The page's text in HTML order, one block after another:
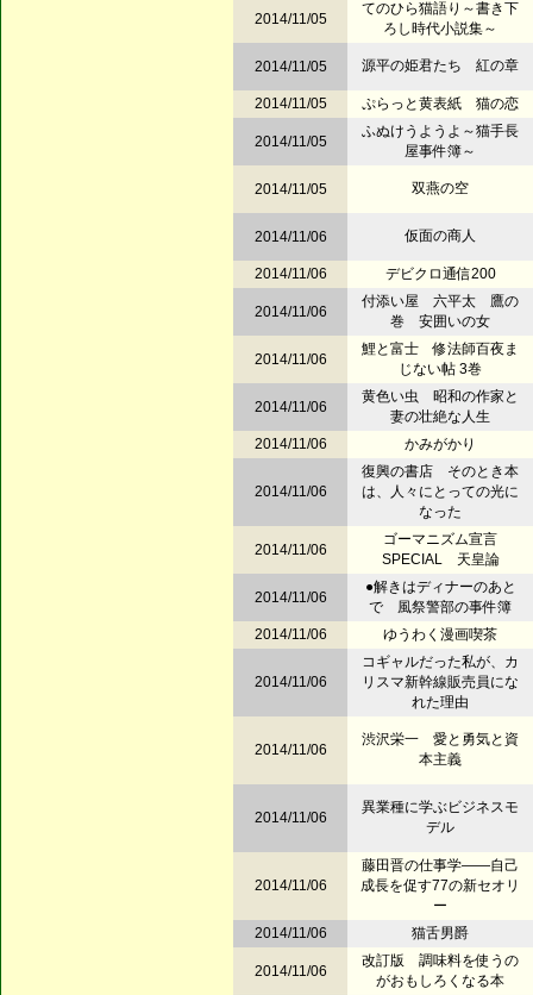
2014/11/05
てのひら猫語り～書き下
ろし時代小説集～
2014/11/05 源平の姫君たち 紅の章
2014/11/05 ぷらっと黄表紙 猫の恋
2014/11/05
ふぬけうようよ～猫手長
屋事件簿～
2014/11/05 双燕の空
2014/11/06 仮面の商人
2014/11/06 デビクロ通信200
2014/11/06
付添い屋 六平太 鷹の
巻 安囲いの女
2014/11/06
鯉と富士 修法師百夜ま
じない帖 3巻
2014/11/06
黄色い虫 昭和の作家と
妻の壮絶な人生
2014/11/06
かみがかり
2014/11/06
復興の書店 そのとき本
は、人々にとっての光に
なった
2014/11/06
ゴーマニズム宣言
SPECIAL 天皇論
2014/11/06
●解きはディナーのあと
で 風祭警部の事件簿
2014/11/06
ゆうわく漫画喫茶
2014/11/06
コギャルだった私が、カ
リスマ新幹線販売員にな
れた理由
2014/11/06
渋沢栄一 愛と勇気と資
本主義
2014/11/06
異業種に学ぶビジネスモ
デル
2014/11/06
藤田晋の仕事学――自己
成長を促す77の新セオリ
ー
2014/11/06
猫舌男爵
2014/11/06
改訂版 調味料を使うの
がおもしろくなる本